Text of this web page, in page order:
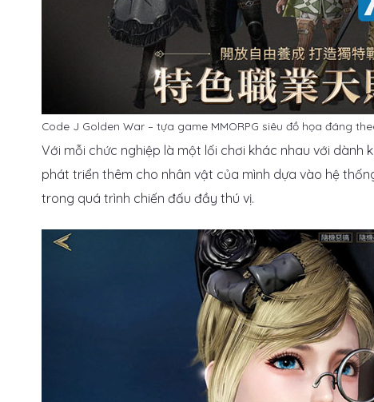
Code J Golden War – tựa game MMORPG siêu đồ họa đáng
Với mỗi chức nghiệp là một lối chơi khác nhau với
phát triển thêm cho nhân vật của mình dựa vào hệ
trong quá trình chiến đấu đầy thú vị.